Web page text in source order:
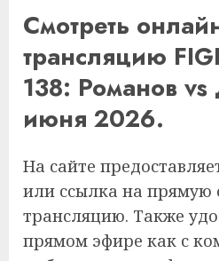
Смотреть
трансляцию
138: Романов
июня 2026.
На сайте
или ссылка на прямую
трансляцию. Также
прямом эфире как с